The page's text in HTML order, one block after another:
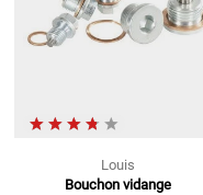
Louis
Bouchon vidange